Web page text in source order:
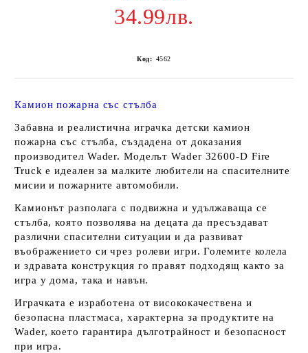
34.99лв.
Код: 4562
Камион пожарна със стълба
Забавна и реалистична играчка детски камион
пожарна със стълба, създадена от доказания
производител Wader. Моделът Wader 32600-D Fire
Truck е идеален за малките любители на спасителните
мисии и пожарните автомобили.
Камионът разполага с подвижна и удължаваща се
стълба, която позволява на децата да пресъздават
различни спасителни ситуации и да развиват
въображението си чрез ролеви игри. Големите колела
и здравата конструкция го правят подходящ както за
игра у дома, така и навън.
Играчката е изработена от висококачествена и
безопасна пластмаса, характерна за продуктите на
Wader, което гарантира дълготрайност и безопасност
при игра.